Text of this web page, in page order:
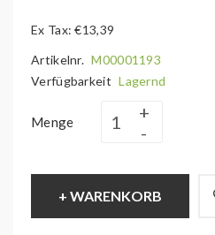
Ex Tax: €13,39
Artikelnr. M00001193
Verfügbarkeit Lagernd
Menge
+ WARENKORB